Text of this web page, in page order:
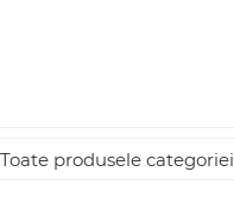
Toate produsele categoriei